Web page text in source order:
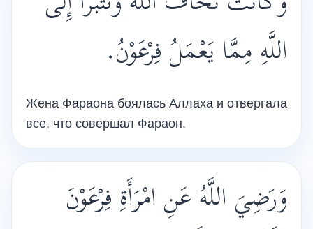
اللَّهِ مِمَّا يَعْمَلُ فِرْعَوْنُ.
Жена Фараона боялась Аллаха и отвергала
все, что совершал Фараон.
وَرَضِيَ اللَّهُ عَنِ امْرَأَةِ فِرْعَوْنَ